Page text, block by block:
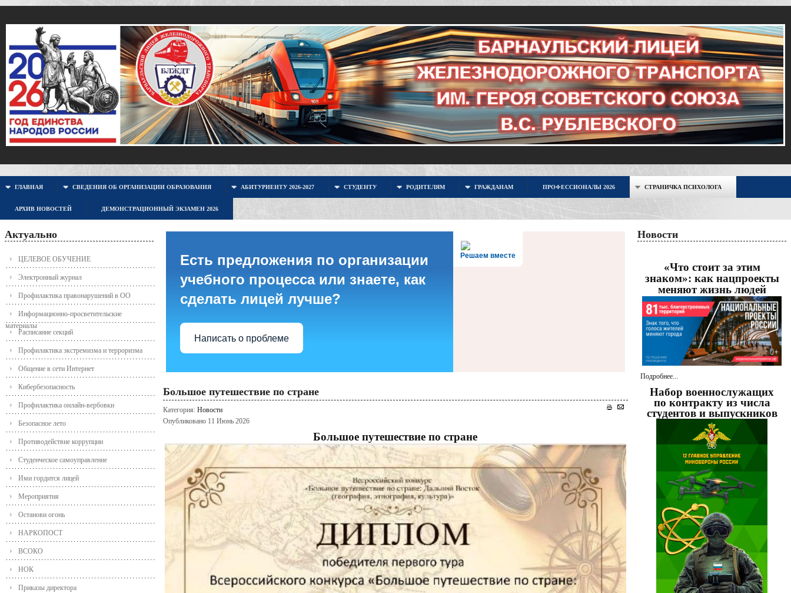
ГЛАВНАЯ СВЕДЕНИЯ ОБ ОРГАНИЗАЦИИ ОБРАЗОВАНИЯ АБИТУРИЕНТУ 2026-2027 СТУДЕНТУ РОДИТЕЛЯМ ГРАЖДАНАМ ПРОФЕССИОНАЛЫ 2026 СТРАНИЧКА ПСИХОЛОГА
АРХИВ НОВОСТЕЙ ДЕМОНСТРАЦИОННЫЙ ЭКЗАМЕН 2026
Актуально
ЦЕЛЕВОЕ ОБУЧЕНИЕ
Электронный журнал
Профилактика правонарушений в ОО
Информационно-просветительские
материалы
Расписание секций
Профилактика экстремизма и терроризма
Общение в сети Интернет
Кибербезопасность
Профилактика онлайн-вербовки
Безопасное лето
Противодействие коррупции
Студенческое самоуправление
Ими гордится лицей
Мероприятия
Останови огонь
НАРКОПОСТ
ВСОКО
НОК
Приказы директора
Решаем вместе
Есть предложения по организации
учебного процесса или знаете, как
сделать лицей лучше?
Написать о проблеме
Большое путешествие по стране
Категория: Новости
Опубликовано 11 Июнь 2026
Большое путешествие по стране
Новости
«Что стоит за этим
знаком»: как нацпроекты
меняют жизнь людей
Подробнее...
Набор военнослужащих
по контракту из числа
студентов и выпускников